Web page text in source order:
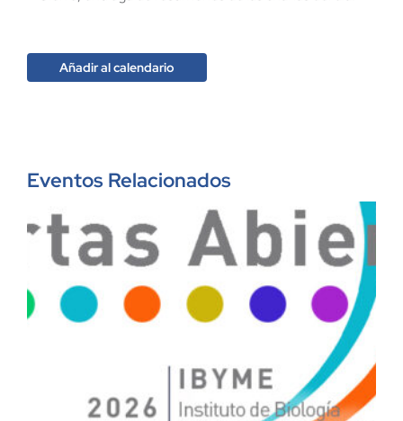
Añadir al calendario
Eventos Relacionados